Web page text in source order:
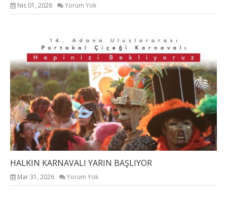
Nis 01, 2026 Yorum Yok
HALKIN KARNAVALI YARIN BAŞLIYOR
Mar 31, 2026 Yorum Yok